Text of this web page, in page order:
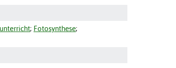
; Fotosynthese;